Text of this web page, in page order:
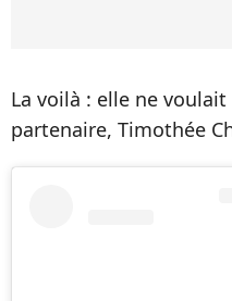
La voilà : elle ne
partenaire, Timothée